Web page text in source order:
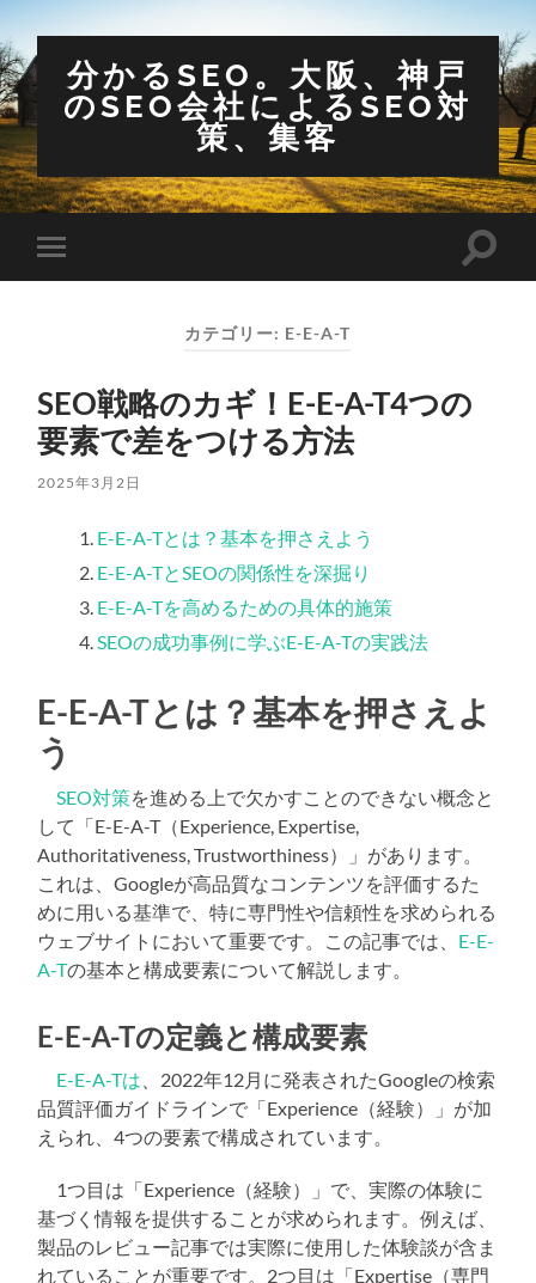
分かるSEO。大阪、神戸
のSEO会社によるSEO対
策、集客
モ
バ
ー
を
切
り
替
え
検
カテゴリー: E-E-A-T
SEO戦略のカギ！E-E-A-T4つの
要素で差をつける方法
2025年3月2日
E-E-A-Tとは？基本を押さえよう
E-E-A-TとSEOの関係性を深掘り
E-E-A-Tを高めるための具体的施策
SEOの成功事例に学ぶE-E-A-Tの実践法
E-E-A-Tとは？基本を押さえよ
う
SEO対策を進める上で欠かすことのできない概念と
して「E-E-A-T（Experience, Expertise,
Authoritativeness, Trustworthiness）」があります。
これは、Googleが高品質なコンテンツを評価するた
めに用いる基準で、特に専門性や信頼性を求められる
ウェブサイトにおいて重要です。この記事では、 E-E-
A-Tの基本と構成要素について解説します。
E-E-A-Tの定義と構成要素
E-E-A-Tは 、2022年12月に発表されたGoogleの検索
品質評価ガイドラインで「Experience（経験）」が加
えられ、4つの要素で構成されています。
1つ目は「Experience（経験）」で、実際の体験に
基づく情報を提供することが求められます。例えば、
製品のレビュー記事では実際に使用した体験談が含ま
れていることが重要です。2つ目は「Expertise（専門